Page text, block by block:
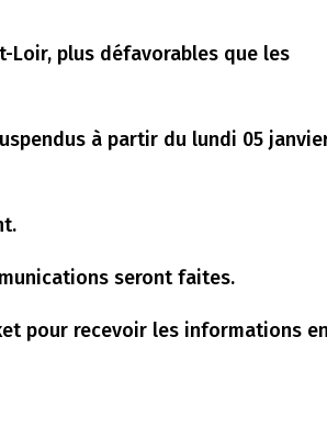
Loir, plus défavorables que les
à partir du lundi 05
seront faites.
pour recevoir les informations